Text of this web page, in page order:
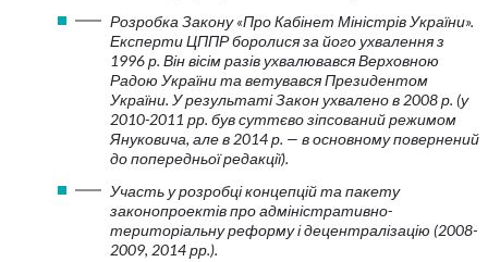
Розробка Закону «Про Кабінет Міністрів України».
Експерти ЦППР боролися за його ухвалення з
1996 р. Він вісім разів ухвалювався Верховною
Радою України та ветувався Президентом
України. У результаті Закон ухвалено в 2008 р. (у
2010-2011 рр. був суттєво зіпсований режимом
Януковича, але в 2014 р. — в основному повернений
до попередньої редакції).
Участь у розробці концепцій та пакету
законопроектів про адміністративно-
територіальну реформу і децентралізацію (2008-
2009, 2014 рр.).